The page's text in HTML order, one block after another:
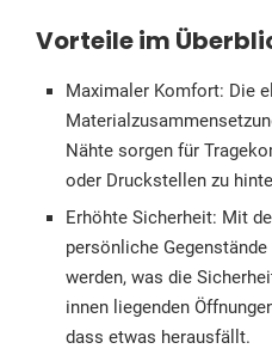
Vorteile im
Maximaler Komfort: Die
Nähte sorgen für
oder Druckstellen zu
Erhöhte Sicherheit: Mit
persönliche
werden, was die
innen liegenden
dass etwas herausfällt.